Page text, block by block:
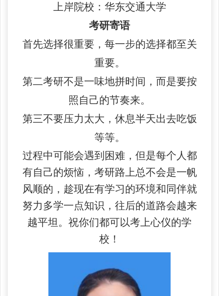
上岸院校：华东交通大学
考研寄语
首先选择很重要，每一步的选择都至关
重要。
第二考研不是一味地拼时间 ， 而是要按
照自己的节奏来。
第三不要压力太大，休息半天出去吃饭
等等。
过程中可能会遇到困难，但是每个人都
有自己的烦恼，考研路上总不会是一帆
风顺的，趁现在有学习的环境和同伴就
努力多学一点知识，往后的道路会越来
越平坦。祝你们都可以考上心仪的学
校！